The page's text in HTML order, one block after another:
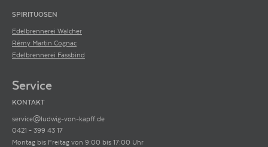
SPIRITUOSEN
Edelbrennerei Walcher
Rémy Martin Cognac
Edelbrennerei Fassbind
Service
KONTAKT
service@ludwig-von-kapff.de
0421 - 399 43 17
Montag bis Freitag von 9:00 bis 17:00 Uhr